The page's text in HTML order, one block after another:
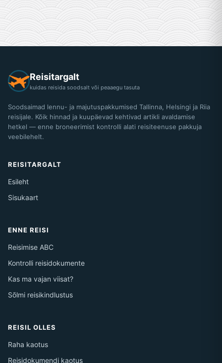
Reisitargalt
kuidas reisida soodsalt või peaaegu tasuta
Soodsaimad lennu- ja majutuspakkumised Tallinna, Helsingi ja Riia
reisijale. Kõik hinnad ja kuupäevad kehtivad artikli avaldamise
hetkel — enne broneerimist kontrolli alati reisiteenuse pakkuja
veebilehelt.
REISITARGALT
Esileht
Sisukaart
ENNE REISI
Reisimise ABC
Kontrolli reisidokumente
Kas ma vajan viisat?
Sõlmi reisikindlustus
REISIL OLLES
Raha kaotus
Reisidokumendi kaotus